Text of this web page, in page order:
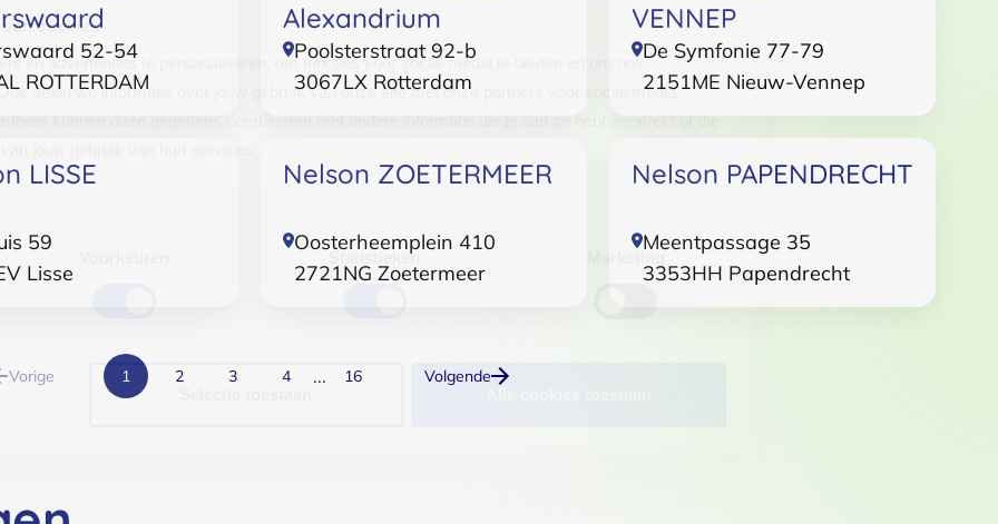
cookies
en advertenties te personaliseren, om functies voor social media te bieden en om ons
delen we informatie over jouw gebruik van onze site met onze partners voor social media,
kunnen deze gegevens combineren met andere informatie die je aan ze hebt verstrekt of die
Statistieken
52-54
ROTTERDAM
Alexandrium
Poolsterstraat 92-b
3067LX Rotterdam
VENNEP
De Symfonie 77-79
2151ME Nieuw-Vennep
LISSE
59
Lisse
Nelson ZOETERMEER
Oosterheemplein 410
2721NG Zoetermeer
Nelson PAPENDRECHT
Meentpassage 35
3353HH Papendrecht
Vorige 1 2 3 4 ... 16 Volgende